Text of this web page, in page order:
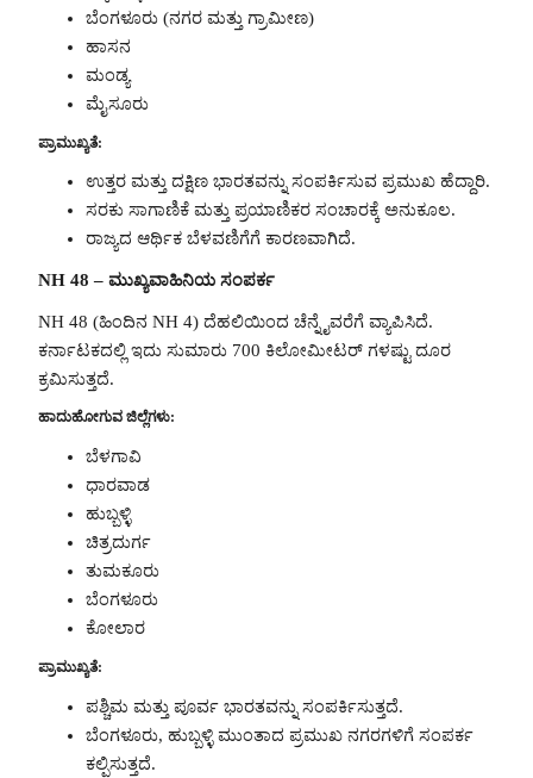
ಬೆಂಗಳೂರು (ನಗರ ಮತ್ತು ಗ್ರಾಮೀಣ)
ಹಾಸನ
ಮಂಡ್ಯ
ಮೈಸೂರು
ಪ್ರಾಮುಖ್ಯತೆ:
ಉತ್ತರ ಮತ್ತು ದಕ್ಷಿಣ ಭಾರತವನ್ನು ಸಂಪರ್ಕಿಸುವ ಪ್ರಮುಖ ಹೆದ್ದಾರಿ.
ಸರಕು ಸಾಗಾಣಿಕೆ ಮತ್ತು ಪ್ರಯಾಣಿಕರ ಸಂಚಾರಕ್ಕೆ ಅನುಕೂಲ.
ರಾಜ್ಯದ ಆರ್ಥಿಕ ಬೆಳವಣಿಗೆಗೆ ಕಾರಣವಾಗಿದೆ.
NH 48 – ಮುಖ್ಯವಾಹಿನಿಯ ಸಂಪರ್ಕ
NH 48 (ಹಿಂದಿನ NH 4) ದೆಹಲಿಯಿಂದ ಚೆನ್ನೈವರೆಗೆ ವ್ಯಾಪಿಸಿದೆ.
ಕರ್ನಾಟಕದಲ್ಲಿ ಇದು ಸುಮಾರು 700 ಕಿಲೋಮೀಟರ್ ಗಳಷ್ಟು ದೂರ
ಕ್ರಮಿಸುತ್ತದೆ.
ಹಾದುಹೋಗುವ ಜಿಲ್ಲೆಗಳು:
ಬೆಳಗಾವಿ
ಧಾರವಾಡ
ಹುಬ್ಬಳ್ಳಿ
ಚಿತ್ರದುರ್ಗ
ತುಮಕೂರು
ಬೆಂಗಳೂರು
ಕೋಲಾರ
ಪ್ರಾಮುಖ್ಯತೆ:
ಪಶ್ಚಿಮ ಮತ್ತು ಪೂರ್ವ ಭಾರತವನ್ನು ಸಂಪರ್ಕಿಸುತ್ತದೆ.
ಬೆಂಗಳೂರು, ಹುಬ್ಬಳ್ಳಿ ಮುಂತಾದ ಪ್ರಮುಖ ನಗರಗಳಿಗೆ ಸಂಪರ್ಕ
ಕಲ್ಪಿಸುತ್ತದೆ.